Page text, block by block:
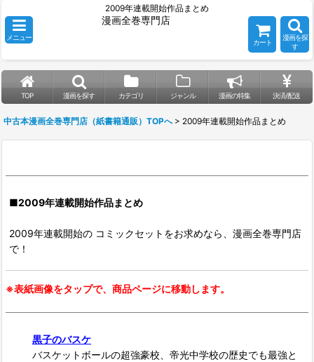
2009年連載開始作品まとめ
メニュー
漫画全巻専門店
カート
漫画を探
す
TOP 漫画を探す カテゴリ ジャンル 漫画の特集 決済/配送
中古本漫画全巻専門店（紙書籍通販）TOPへ > 2009年連載開始作品まとめ
■2009年連載開始作品まとめ
2009年連載開始の コミックセットをお求めなら、漫画全巻専門店
で！
※表紙画像をタップで、商品ページに移動します。
黒子のバスケ
バスケットボールの超強豪校、帝光中学校の歴史でも最強と